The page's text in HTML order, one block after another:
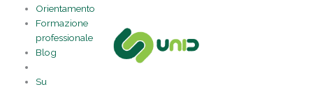
Orientamento
Formazione
professionale
Blog
Su